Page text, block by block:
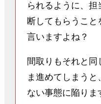
られるように、
断してもらうこと
言いますよね？
間取りもそれと同
ま進めてしまう
ない事態に陥りま